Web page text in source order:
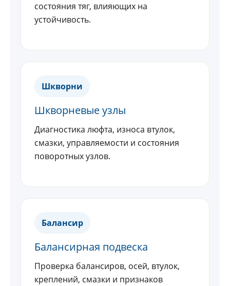
состояния тяг, влияющих на
устойчивость.
Шкворни
Шкворневые узлы
Диагностика люфта, износа втулок,
смазки, управляемости и состояния
поворотных узлов.
Балансир
Балансирная подвеска
Проверка балансиров, осей, втулок,
креплений, смазки и признаков